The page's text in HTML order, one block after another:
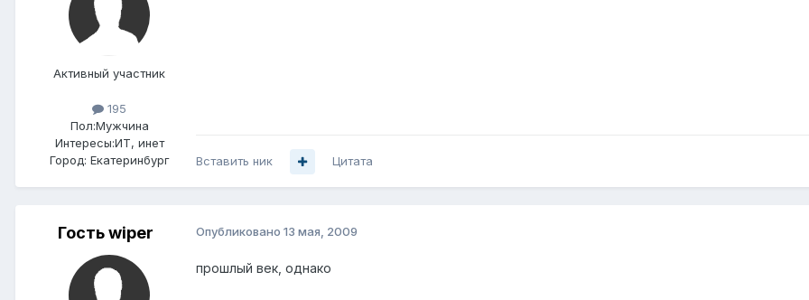
Активный участник
195
Пол:Мужчина
Интересы:ИТ, инет
Город: Екатеринбург Вставить ник Цитата
Гость wiper Опубликовано 13 мая, 2009
прошлый век, однако